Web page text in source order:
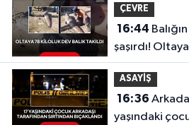
ÇEVRE
16:44
şaşırdı!
dev yayın
ASAYİŞ
16:36
yaşındaki